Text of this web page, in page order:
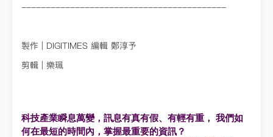
------------------------------------------
製作 | DIGITIMES 編輯 鄭淳予
剪輯 | 樂珮
科技產業瞬息萬變，訊息有真有假、有輕有重， 我們如
何在最短的時間內，掌握最重要的資訊？